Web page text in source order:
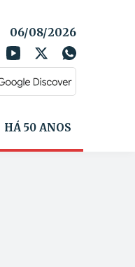
06/08/2026
HÁ 50 ANOS